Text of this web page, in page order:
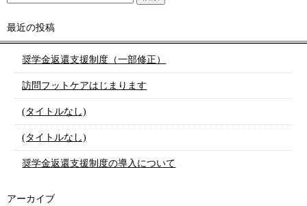
最近の投稿
奨学金返還支援制度（一部修正）
訪問フットケアはじまります
(タイトルなし)
(タイトルなし)
奨学金返還支援制度の導入について
アーカイブ